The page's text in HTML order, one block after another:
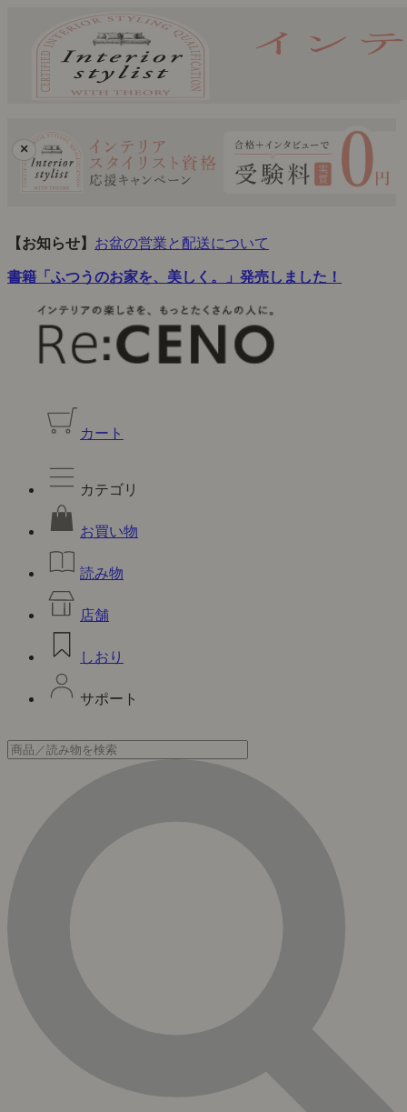
×
【お知らせ】 お盆の営業と配送について
書籍「ふつうのお家を、美しく。」発売しました！
カート
カテゴリ
お買い物
読み物
店舗
しおり
サポート